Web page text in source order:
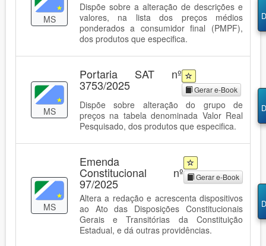
MS
Dispõe sobre a alteração de descrições e
valores, na lista dos preços médios
ponderados a consumidor final (PMPF),
dos produtos que especifica.
MS
Portaria SAT nº
3753/2025 Gerar e-Book
Dispõe sobre alteração do grupo de
preços na tabela denominada Valor Real
Pesquisado, dos produtos que especifica.
MS
Emenda
Constitucional nº
97/2025 Gerar e-Book
Altera a redação e acrescenta dispositivos
ao Ato das Disposições Constitucionais
Gerais e Transitórias da Constituição
Estadual, e dá outras providências.